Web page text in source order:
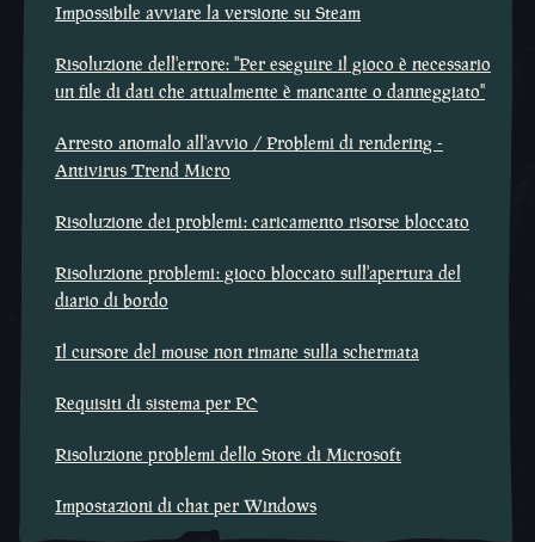
Impossibile avviare la versione su Steam
Risoluzione dell'errore: "Per eseguire il gioco è necessario
un file di dati che attualmente è mancante o danneggiato"
Arresto anomalo all'avvio / Problemi di rendering -
Antivirus Trend Micro
Risoluzione dei problemi: caricamento risorse bloccato
Risoluzione problemi: gioco bloccato sull'apertura del
diario di bordo
Il cursore del mouse non rimane sulla schermata
Requisiti di sistema per PC
Risoluzione problemi dello Store di Microsoft
Impostazioni di chat per Windows